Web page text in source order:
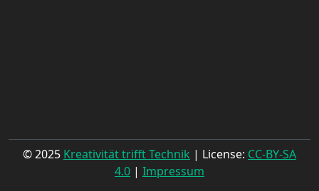
© 2025 Kreativität trifft Technik | License: CC-BY-SA
4.0 | Impressum